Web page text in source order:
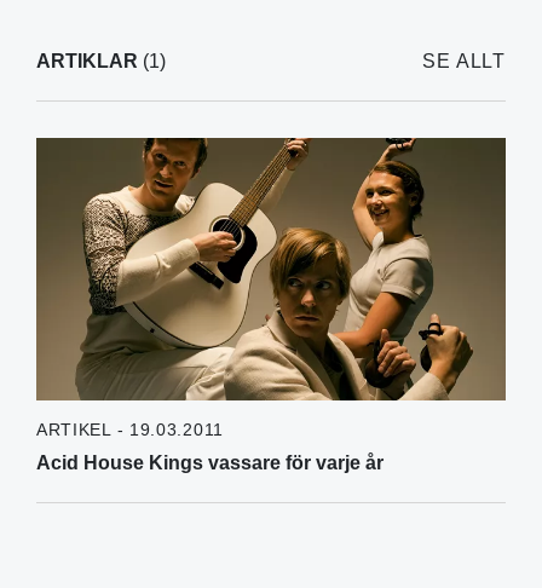
ARTIKLAR (1) SE ALLT
ARTIKEL - 19.03.2011
Acid House Kings vassare för varje år